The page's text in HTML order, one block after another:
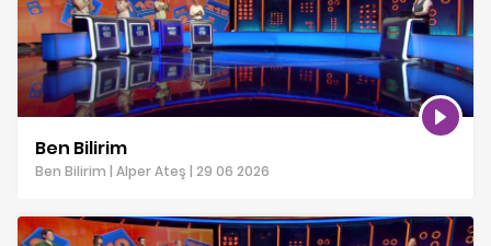
Ben Bilirim
Ben Bilirim | Alper Ateş | 29 06 2026